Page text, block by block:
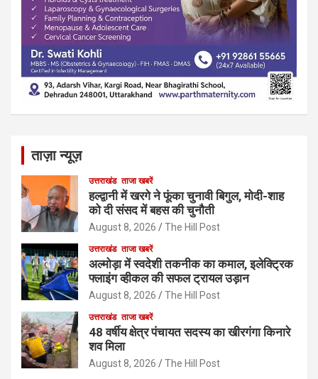
ताज़ा न्यूज़
उत्तराखंड ताजा खबरें
हल्द्वानी में खरगे ने फूंका चुनावी बिगुल, मोदी-शाह
को दी संसद में बहस की चुनौती
August 8, 2026 The Hill Post
उत्तराखंड ताजा खबरें
अल्मोड़ा में स्वदेशी तकनीक का कमाल, इलेक्ट्रिक
फ्लाइंग व्हीकल की सफल ट्रायल उड़ान
August 8, 2026 The Hill Post
उत्तराखंड ताजा खबरें
48 वर्षीय क्षेत्र पंचायत सदस्य का खीरगंगा किनारे
शव मिला
August 8, 2026 The Hill Post